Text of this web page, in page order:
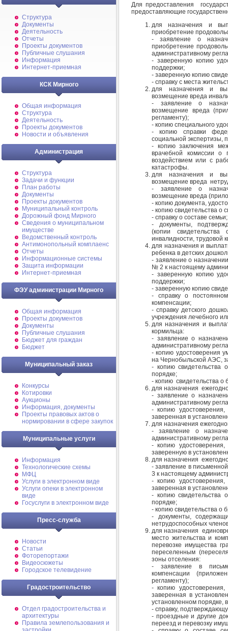
Структура
Документы
Деятельность
Отчеты
Проекты документов
Публичные слушания
Информация
Интернет-приемная
КСК Мирного
Общая информация
Структура
Деятельность
Проекты документов
Новости и объявления
Администрация
Структура
Задачи и функции
План работы
Документы
Проекты документов
Муниципальный контроль
Дорожный фонд Мирного
Cведения о муниципальном
имуществе
Ведомственный контроль
Антимонопольный комплаенс
Отчеты
Информационные системы
Защита информации
Интернет-приемная
ФЭУ администрации Мирного
Общая информация
Проекты документов
Документы
Публичные слушания
Бюджет для граждан
Бюджет
Муниципальный заказ
Конкурсы
Котировки
Аукционы
Информация, документы
Проекты правовых актов о
нормировании в сфере закупок
Муниципальные услуги
Информация
Технологические схемы
МФЦ
Услуги в электронном виде
Услуги опеки в электронном
виде
Госуслуги в электронном виде
Пресс-служба
Новости
Статьи
Фоторепортажи
Видеосюжеты
Городское телевидение
Градостроительство
Отдел градостроительства и
архитектуры
Правила землепользования и
Для предоставления
предоставляющие
для назначения и
приобретение
- заявление о
приобретение
административному
- заверенную копию
поддержки;
- заверенную копию
- справку с места
для назначения и
возмещение вреда
- заявление о
возмещение вреда
регламенту);
- копию специального
- копию справки
социальной экспертизы,
- копию заключения
врачебной комиссии о
воздействием или с
катастрофы.
для назначения и
возмещение вреда
- заявление о
возмещение вреда
- копию документа,
- копию свидетельства о
- справку о составе семьи;
- документы,
(копии
инвалидности, трудовой
для назначения и
ребенка в детских
- заявление о
№ 2 к настоящему
- заверенную копию
поддержки;
- заверенную копию
- справку о
компенсации;
- справку детского
учреждения лечебного
для назначения и
кормильца:
- заявление о
административному
- копию удостоверения
на Чернобыльской АЭС,
- копию свидетельства
порядке;
- копию свидетельства о
для назначения
- заявление о
административному
- копию
заверенная в
для назначения
- заявление о
административному
- копию
заверенную в
для назначения
- заявление в
3 к настоящему
- копию
заверенная в
- копию свидетельства
порядке;
- копию свидетельства о
- документы,
нетрудоспособных
для назначения
место жительства и
перевозке имущества
переселенным
зоны отселения:
- заявление в
компенсации
регламенту);
- копию
заверенная в
установленном порядке,
- справку,
- проездные и другие
переезд и перевозку